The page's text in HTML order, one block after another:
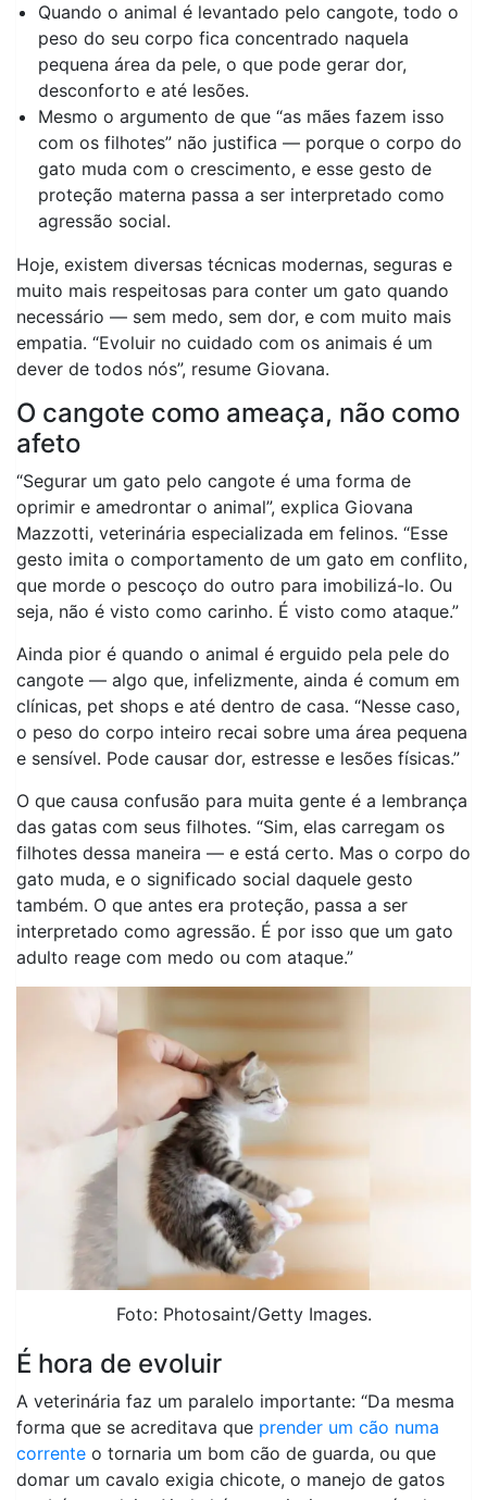
Quando o animal é levantado pelo cangote, todo o
peso do seu corpo fica concentrado naquela
pequena área da pele, o que pode gerar dor,
desconforto e até lesões.
Mesmo o argumento de que “as mães fazem isso
com os filhotes” não justifica — porque o corpo do
gato muda com o crescimento, e esse gesto de
proteção materna passa a ser interpretado como
agressão social.
Hoje, existem diversas técnicas modernas, seguras e
muito mais respeitosas para conter um gato quando
necessário — sem medo, sem dor, e com muito mais
empatia. “Evoluir no cuidado com os animais é um
dever de todos nós”, resume Giovana.
O cangote como ameaça, não como
afeto
“Segurar um gato pelo cangote é uma forma de
oprimir e amedrontar o animal”, explica Giovana
Mazzotti, veterinária especializada em felinos. “Esse
gesto imita o comportamento de um gato em conflito,
que morde o pescoço do outro para imobilizá-lo. Ou
seja, não é visto como carinho. É visto como ataque.”
Ainda pior é quando o animal é erguido pela pele do
cangote — algo que, infelizmente, ainda é comum em
clínicas, pet shops e até dentro de casa. “Nesse caso,
o peso do corpo inteiro recai sobre uma área pequena
e sensível. Pode causar dor, estresse e lesões físicas.”
O que causa confusão para muita gente é a lembrança
das gatas com seus filhotes. “Sim, elas carregam os
filhotes dessa maneira — e está certo. Mas o corpo do
gato muda, e o significado social daquele gesto
também. O que antes era proteção, passa a ser
interpretado como agressão. É por isso que um gato
adulto reage com medo ou com ataque.”
Foto: Photosaint/Getty Images.
É hora de evoluir
A veterinária faz um paralelo importante: “Da mesma
forma que se acreditava que prender um cão numa
corrente o tornaria um bom cão de guarda, ou que
domar um cavalo exigia chicote, o manejo de gatos